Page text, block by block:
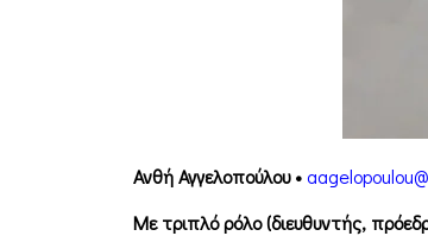
Ανθή Αγγελοπούλου •
Με τριπλό ρόλο (διευθυντής,